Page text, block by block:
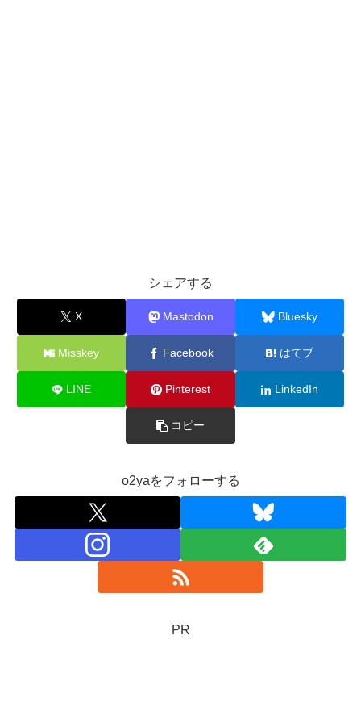
シェアする
X Mastodon Bluesky
Misskey Facebook はてブ
LINE Pinterest LinkedIn
コピー
o2yaをフォローする
PR